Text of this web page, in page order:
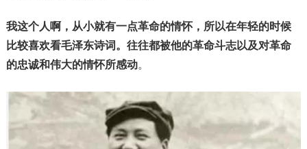
我这个人啊，从小就有一点革命的情怀，所以在年轻的时候
比较喜欢看毛泽东诗词。往往都被他的革命斗志以及对革命
的忠诚和伟大的情怀所感动。